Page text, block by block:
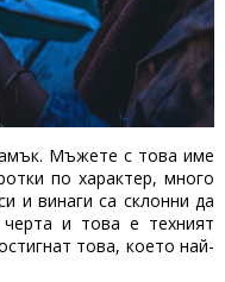
Мъжете с това име
по характер, много
и винаги са склонни да
и това е техният
това, което най-